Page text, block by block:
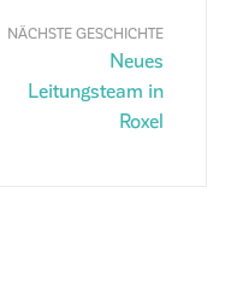
NÄCHSTE GESCHICHTE
Neues
Leitungsteam in
Roxel